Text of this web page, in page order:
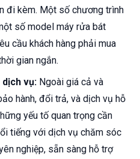
đi kèm. Một số chương trình
số model máy rửa bát
cầu khách hàng phải mua
gian ngắn.
dịch vụ: Ngoài giá cả và
hành, đổi trả, và dịch vụ hỗ
yếu tố quan trọng cần
tiếng với dịch vụ chăm sóc
nghiệp, sẵn sàng hỗ trợ